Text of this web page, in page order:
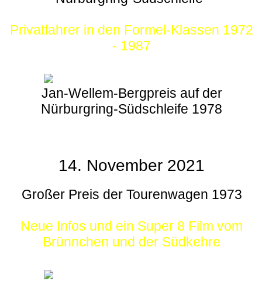
Privatfahrer in den Formel-Klassen 1972
- 1987
Jan-Wellem-Bergpreis auf der
Nürburgring-Südschleife 1978
14. November 2021
Großer Preis der Tourenwagen 1973
Neue Infos und ein Super 8 Film vom
Brünnchen und der Südkehre